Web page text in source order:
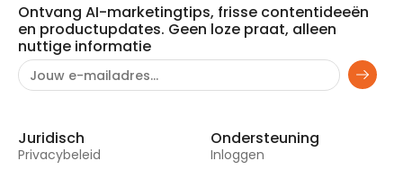
Ontvang AI-marketingtips, frisse contentideeën
en productupdates. Geen loze praat, alleen
nuttige informatie
Juridisch
Privacybeleid
Ondersteuning
Inloggen